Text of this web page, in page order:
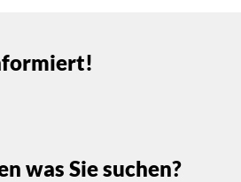
was Sie suchen?